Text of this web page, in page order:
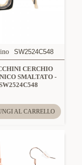
SW2524C548
CERCHIO
SMALTATO -
AL CARRELLO